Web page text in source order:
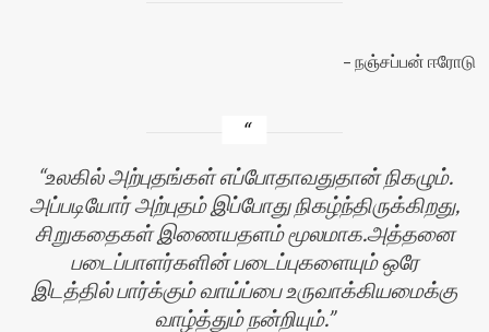
நஞ்சப்பன் ஈரோடு
உலகில் அற்புதங்கள் எப்போதாவதுதான் நிகழும்.
அப்படியோர் அற்புதம் இப்போது நிகழ்ந்திருக்கிறது,
சிறுகதைகள் இணையதளம் மூலமாக.அத்தனை
படைப்பாளர்களின் படைப்புகளையும் ஒரே
இடத்தில் பார்க்கும் வாய்ப்பை உருவாக்கியமைக்கு
வாழ்த்தும் நன்றியும்.